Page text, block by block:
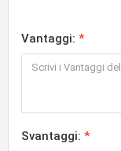
Vantaggi:
Svantaggi: